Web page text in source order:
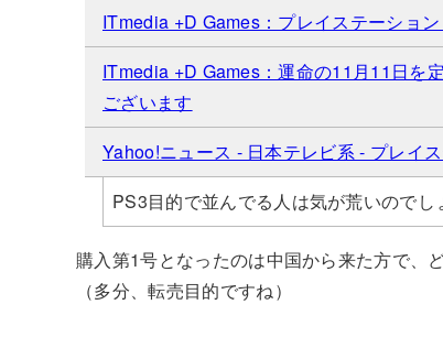
ITmedia +D Games：プレイステーショ
ITmedia +D Games：運命の11月11日
ございます
Yahoo!ニュース - 日本テレビ系 - プレイ
PS3目的で並んでる人は気が荒いのでし
購入第1号となったのは中国から来た方で、
（多分、転売目的ですね）